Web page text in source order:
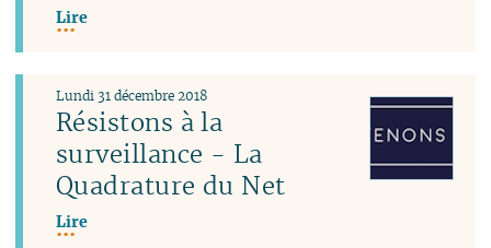
Lire
Résistons à la
surveillance - La
Quadrature du Net
Lundi 31 décembre 2018
Lire